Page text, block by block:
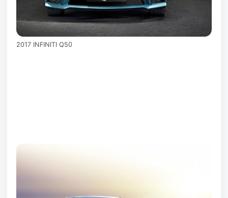
2017 INFINITI Q50